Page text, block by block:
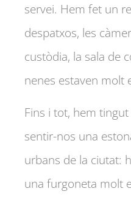
servei. Hem fet un
despatxos, les
custòdia, la sala de
nenes estaven molt
Fins i tot, hem
sentir-nos una
urbans de la ciutat:
una furgoneta molt